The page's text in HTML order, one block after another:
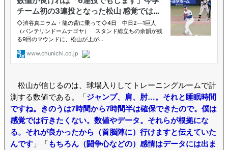
松山が信じるのは、球場入りしてトレーニングルームで計
測する数値である。「ジャンプ、肩、肘…。それと睡眠時間
ですね。きのうは7時間から7時間半は確保できたので。僕は
感覚では行きたくない。数値やデータ。それらが根拠にな
る。それが良かったから（首脳陣に）行けますと伝えていた
んです」「もちろん（闘争心などの）感情はデータには出ま